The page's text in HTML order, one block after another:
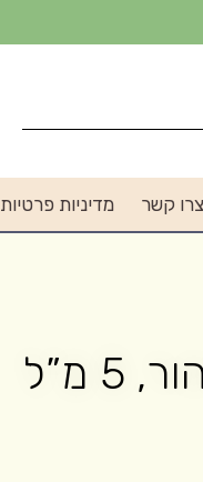
צרו קשר מדיניות פרטיות